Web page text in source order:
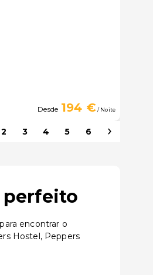
Desde 194 €/ Noite
2 3 4 5 6
perfeito
encontrar o
Hostel, Peppers